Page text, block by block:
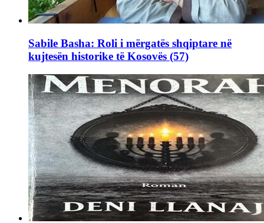
Sabile Basha: Roli i mërgatës shqiptare në
kujtesën historike të Kosovës (57)